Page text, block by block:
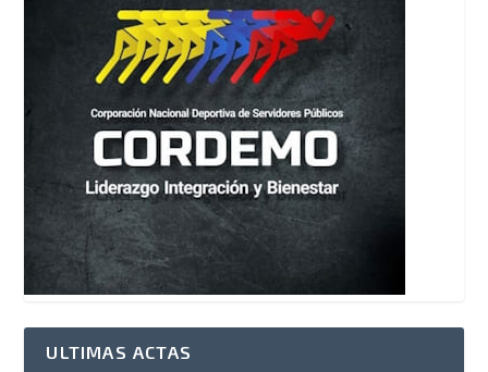
ULTIMAS ACTAS